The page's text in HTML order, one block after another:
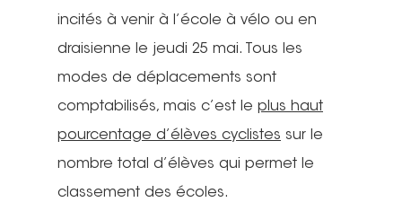
incités à venir à l’école à vélo ou en
draisienne le jeudi 25 mai. Tous les
modes de déplacements sont
comptabilisés, mais c’est le plus haut
pourcentage d’élèves cyclistes sur le
nombre total d’élèves qui permet le
classement des écoles.